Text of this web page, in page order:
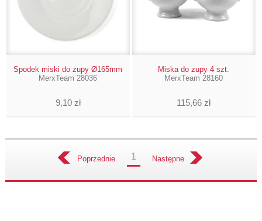
Spodek miski do zupy Ø165mm
MerxTeam 28036
9,10 zł
Miska do zupy 4 szt.
MerxTeam 28160
115,66 zł
Poprzednie 1 Następne